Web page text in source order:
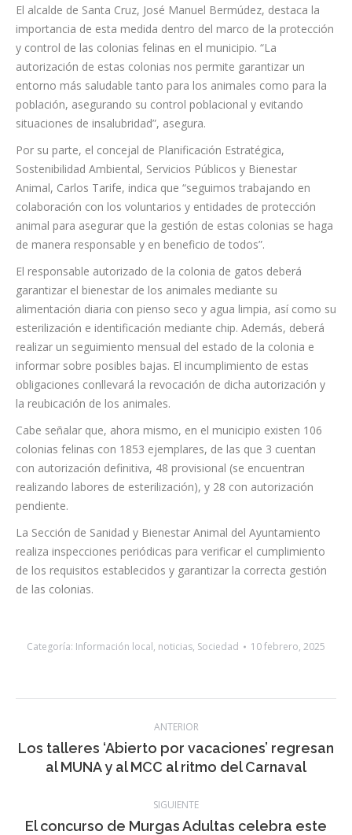
El alcalde de Santa Cruz, José Manuel Bermúdez, destaca la
importancia de esta medida dentro del marco de la protección
y control de las colonias felinas en el municipio. “La
autorización de estas colonias nos permite garantizar un
entorno más saludable tanto para los animales como para la
población, asegurando su control poblacional y evitando
situaciones de insalubridad”, asegura.
Por su parte, el concejal de Planificación Estratégica,
Sostenibilidad Ambiental, Servicios Públicos y Bienestar
Animal, Carlos Tarife, indica que “seguimos trabajando en
colaboración con los voluntarios y entidades de protección
animal para asegurar que la gestión de estas colonias se haga
de manera responsable y en beneficio de todos”.
El responsable autorizado de la colonia de gatos deberá
garantizar el bienestar de los animales mediante su
alimentación diaria con pienso seco y agua limpia, así como su
esterilización e identificación mediante chip. Además, deberá
realizar un seguimiento mensual del estado de la colonia e
informar sobre posibles bajas. El incumplimiento de estas
obligaciones conllevará la revocación de dicha autorización y
la reubicación de los animales.
Cabe señalar que, ahora mismo, en el municipio existen 106
colonias felinas con 1853 ejemplares, de las que 3 cuentan
con autorización definitiva, 48 provisional (se encuentran
realizando labores de esterilización), y 28 con autorización
pendiente.
La Sección de Sanidad y Bienestar Animal del Ayuntamiento
realiza inspecciones periódicas para verificar el cumplimiento
de los requisitos establecidos y garantizar la correcta gestión
de las colonias.
Categoría: Información local, noticias, Sociedad 10 febrero, 2025
entre
publicaciones
ANTERIOR
Publicación
anterior:
Los talleres ‘Abierto por vacaciones’ regresan
al MUNA y al MCC al ritmo del Carnaval
SIGUIENTE
El concurso de Murgas Adultas celebra este